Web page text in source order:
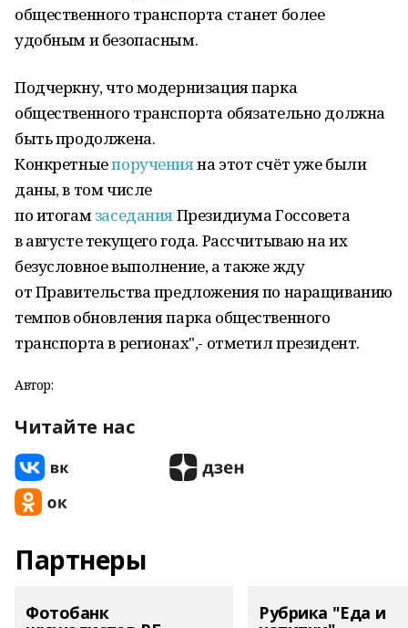
общественного транспорта станет более
удобным и безопасным.
Подчеркну, что модернизация парка
общественного транспорта обязательно должна
быть продолжена.
Конкретныепорученияна этот счёт уже были
даны, в том числе
по итогамзаседанияПрезидиума Госсовета
в августе текущего года. Рассчитываю на их
безусловное выполнение, а также жду
от Правительства предложения по наращиванию
темпов обновления парка общественного
транспорта в регионах",- отметил президент.
Автор:
Читайте нас
Партнеры
Фотобанк Рубрика "Еда и